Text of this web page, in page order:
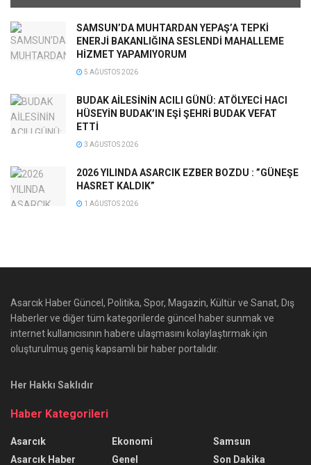
SAMSUN’DA MUHTARDAN YEPAŞ’A TEPKİ
ENERJİ BAKANLIĞINA SESLENDİ MAHALLEME
HİZMET YAPAMIYORUM
5 AĞUSTOS 2026
BUDAK AİLESİNİN ACILI GÜNÜ: ATÖLYECİ HACI
HÜSEYİN BUDAK’IN EŞİ ŞEHRİ BUDAK VEFAT
ETTİ
3 AĞUSTOS 2026
2026 YILINDA ASARCIK EZBER BOZDU : ”GÜNEŞE
HASRET KALDIK”
1 AĞUSTOS 2026
Asarcık Haber Güncel, Politika, Spor, Magazin, Kültür ve Sanat, Dış
Haberler ve diğer tüm kategorilerde güncel haber sunmak ve
internet kullanıcısının habere ulaşmasını kolaylaştırmak için
oluşturulmuş geniş kapsamlı bir haber portalıdır.
Her Hakkı Saklıdır
Haber Kategorileri
Asarcık
Asarcık Haber
Ekonomi
Genel
Samsun
Son Dakika